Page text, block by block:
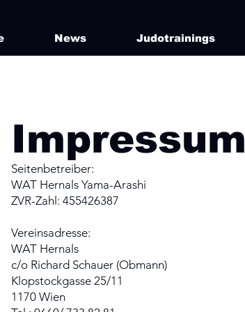
News Judotrainings
Impressum
Seitenbetreiber:
WAT Hernals Yama-Arashi
ZVR-Zahl: 455426387
Vereinsadresse:
WAT Hernals
c/o Richard Schauer (Obmann)
Klopstockgasse 25/11
1170 Wien